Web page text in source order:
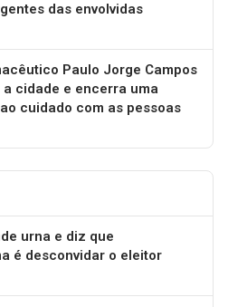
das envolvidas
Paulo Jorge Campos
a cidade e encerra uma
cuidado com as pessoas
urna e diz que
é desconvidar o eleitor